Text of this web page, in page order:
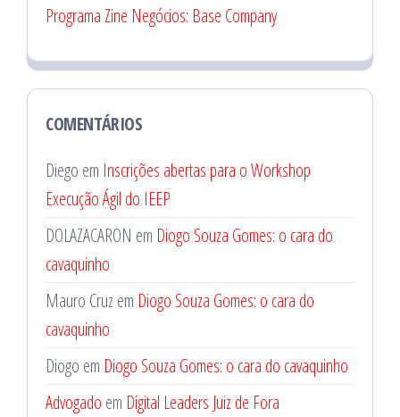
Programa Zine Negócios: Base Company
COMENTÁRIOS
Diego em Inscrições abertas para o Workshop
Execução Ágil do IEEP
DOLAZACARON em Diogo Souza Gomes: o cara do
cavaquinho
Mauro Cruz em Diogo Souza Gomes: o cara do
cavaquinho
Diogo em Diogo Souza Gomes: o cara do cavaquinho
Advogado em Digital Leaders Juiz de Fora